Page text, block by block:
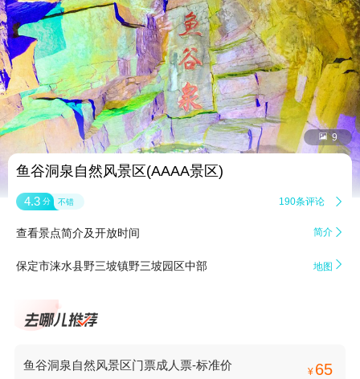
 9
鱼谷洞泉自然风景区(AAAA景区)
4.3 分 不错 190条评论 
查看景点简介及开放时间 简介 
保定市涞水县野三坡镇野三坡园区中部 地图 
鱼谷洞泉自然风景区门票成人票-标准价 ¥ 65
